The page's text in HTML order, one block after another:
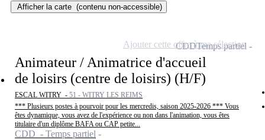
Afficher la carte (contenu non-accessible)
Animateur / Animatrice d'accueil
de loisirs (centre de loisirs) (H/F)
ESCAL WITRY - 51 - WITRY LES REIMS
*** Plusieurs postes à pourvoir pour les mercredis, saison 2025-2026 *** Vous
êtes dynamique, vous avez de l'expérience ou non dans l'animation, vous êtes
titulaire d'un diplôme BAFA ou CAP petite...
CDD - Temps partiel
CDDTemps partiel
Ajouter cette offre à ma sélection